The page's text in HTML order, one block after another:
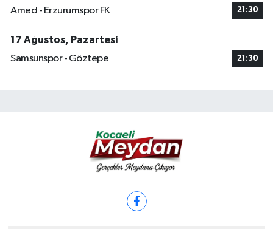
Amed - Erzurumspor FK 21:30
17 Ağustos, Pazartesi
Samsunspor - Göztepe
21:30